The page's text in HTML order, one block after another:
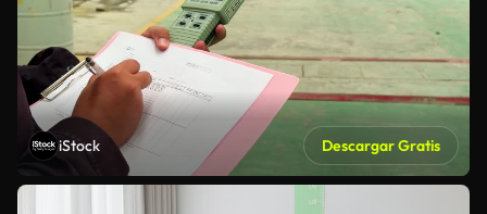
iStock Descargar Gratis